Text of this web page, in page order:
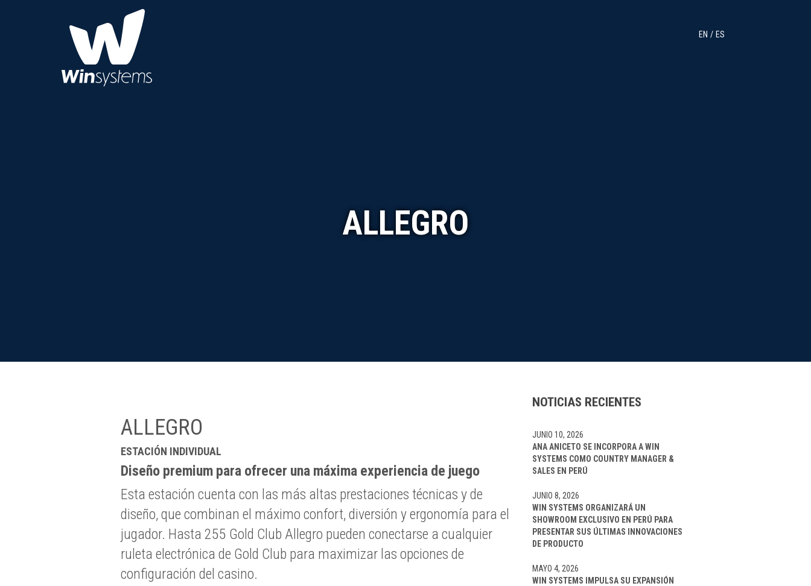
EN ES
ALLEGRO
ALLEGRO
ESTACIÓN INDIVIDUAL
Diseño premium para ofrecer una máxima experiencia de juego
Esta estación cuenta con las más altas prestaciones técnicas y de
diseño, que combinan el máximo confort, diversión y ergonomía para el
jugador. Hasta 255 Gold Club Allegro pueden conectarse a cualquier
ruleta electrónica de Gold Club para maximizar las opciones de
configuración del casino.
NOTICIAS RECIENTES
ANA ANICETO SE INCORPORA A WIN
SYSTEMS COMO COUNTRY MANAGER &
SALES EN PERÚ
JUNIO 10, 2026
WIN SYSTEMS ORGANIZARÁ UN
SHOWROOM EXCLUSIVO EN PERÚ PARA
PRESENTAR SUS ÚLTIMAS INNOVACIONES
DE PRODUCTO
JUNIO 8, 2026
WIN SYSTEMS IMPULSA SU EXPANSIÓN
MAYO 4, 2026